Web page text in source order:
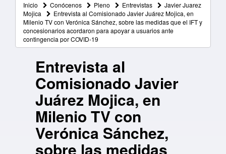
Inicio Conócenos Pleno Entrevistas
Javier Juarez
Mojica
Entrevista al Comisionado Javier Juárez Mojica, en
Milenio TV con Verónica Sánchez, sobre las medidas que el IFT y
concesionarios acordaron para apoyar a usuarios ante
contingencia por COVID-19
Entrevista al
Comisionado Javier
Juárez Mojica, en
Milenio TV con
Verónica Sánchez,
sobre las medidas